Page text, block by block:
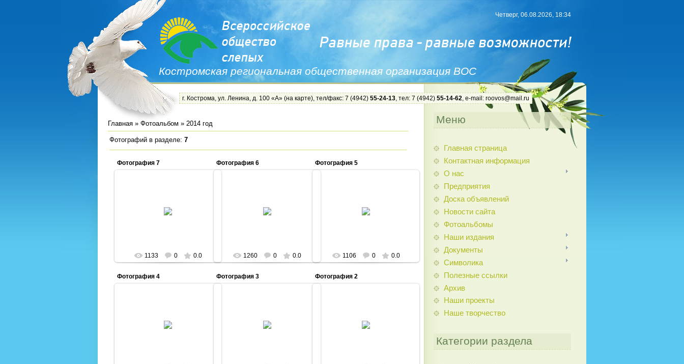
Костромская региональная общественная организация ВОС
Четверг, 06.08.2026, 18:34
г. Кострома, ул. Ленина, д. 100 «А» (на карте), тел/факс: 7 (4942) 55-24-13, тел: 7 (4942) 55-14-62, e-mail: roovos@mail.ru
Главная » Фотоальбом » 2014 год
Фотографий в разделе: 7
Фотография 7
1133 0 0.0
Фотография 6
1260 0 0.0
Фотография 5
1106 0 0.0
Фотография 4 Фотография 3 Фотография 2
Меню
Главная страница
Контактная информация
О нас
Предприятия
Доска объявлений
Новости сайта
Фотоальбомы
Наши издания
Документы
Символика
Полезные ссылки
Архив
Наши проекты
Наше творчество
Категории раздела